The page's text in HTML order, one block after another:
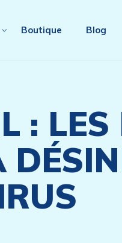
Boutique Blog
: LES